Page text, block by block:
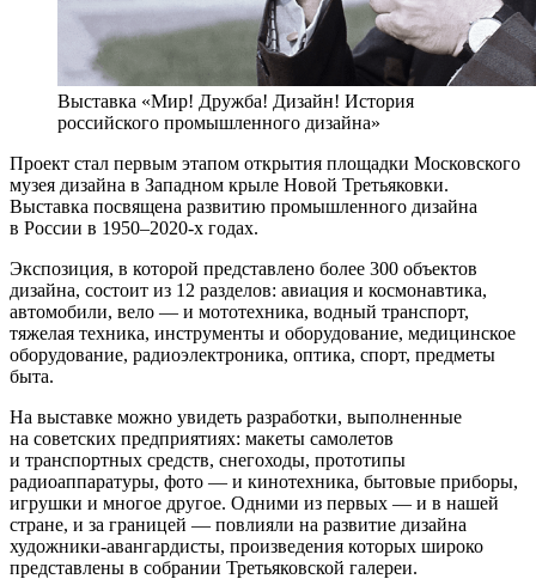
Выставка «Мир! Дружба! Дизайн! История
российского промышленного дизайна»
Проект стал первым этапом открытия площадки Московского
музея дизайна в Западном крыле Новой Третьяковки.
Выставка посвящена развитию промышленного дизайна
в России в 1950–2020-х годах.
Экспозиция, в которой представлено более 300 объектов
дизайна, состоит из 12 разделов: авиация и космонавтика,
автомобили, вело — и мототехника, водный транспорт,
тяжелая техника, инструменты и оборудование, медицинское
оборудование, радиоэлектроника, оптика, спорт, предметы
быта.
На выставке можно увидеть разработки, выполненные
на советских предприятиях: макеты самолетов
и транспортных средств, снегоходы, прототипы
радиоаппаратуры, фото — и кинотехника, бытовые приборы,
игрушки и многое другое. Одними из первых — и в нашей
стране, и за границей — повлияли на развитие дизайна
художники-авангардисты, произведения которых широко
представлены в собрании Третьяковской галереи.